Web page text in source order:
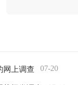
网上调查 07-20